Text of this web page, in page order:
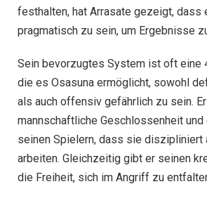
festhalten, hat Arrasate gezeigt, dass
pragmatisch zu sein, um Ergebnisse
Sein bevorzugtes System ist oft eine
die es Osasuna ermöglicht, sowohl
als auch offensiv gefährlich zu sein.
mannschaftliche Geschlossenheit
seinen Spielern, dass sie diszipliniert
arbeiten. Gleichzeitig gibt er seinen
die Freiheit, sich im Angriff zu